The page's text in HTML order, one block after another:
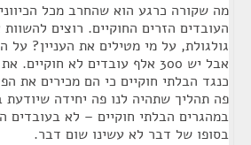
מה שקורה כרגע הוא שהחרב מכל
העובדים הזרים החוקיים. רוצים
גולגולת, על מי מטילים את העניין? על
אבל יש 300 אלף עובדים לא
כנגד הבלתי חוקיים כי הם מכירים את
פה תהליך שתהיה לנו פה יחידה
במהגרים הבלתי חוקיים – לא בעובדים
בסופו של דבר לא עשינו שום דבר.